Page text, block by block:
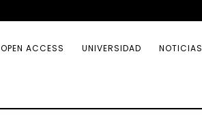
OPEN ACCESS UNIVERSIDAD NOTICIAS